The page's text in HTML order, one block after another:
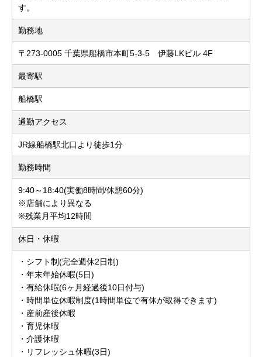
す。
勤務地
〒273-0005 千葉県船橋市本町5-3-5 伊藤LKビル 4F
最寄駅
船橋駅
通勤アクセス
JR線船橋駅北口より徒歩1分
勤務時間
9:40～18:40(実働8時間/休憩60分)
※店舗により異なる
※残業月平均12時間
休日・休暇
・シフト制(完全週休2日制)
・年末年始休暇(5日)
・有給休暇(6ヶ月経過後10日付与)
・時間単位休暇制度(1時間単位で有休が取得できます)
・産前産後休暇
・育児休暇
・介護休暇
・リフレッシュ休暇(3日)